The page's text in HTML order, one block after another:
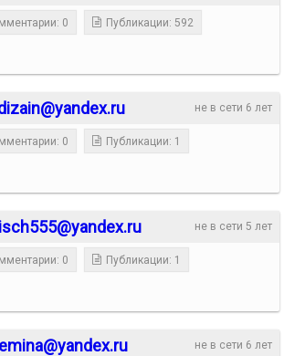
0 Публикации: 592
не в сети 6 лет
0 Публикации: 1
не в сети 5 лет
0 Публикации: 1
не в сети 6 лет